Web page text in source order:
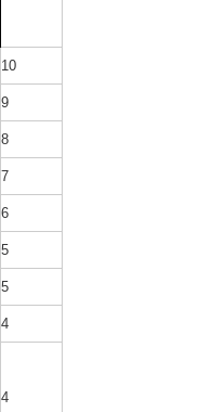
10
9
8
7
6
5
5
4
4